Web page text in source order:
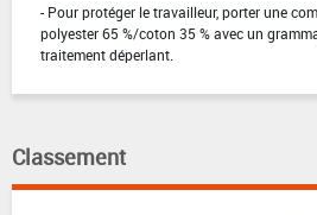
- Pour protéger le travailleur, porter une
polyester 65 %/coton 35 % avec un
traitement déperlant.
Classement